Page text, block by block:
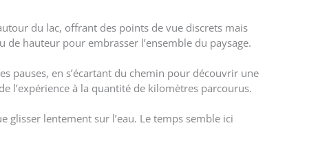
du lac, offrant des points de vue discrets mais
hauteur pour embrasser l’ensemble du paysage.
pauses, en s’écartant du chemin pour découvrir une
l’expérience à la quantité de kilomètres parcourus.
glisser lentement sur l’eau. Le temps semble ici